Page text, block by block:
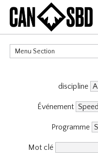
Menu Section
Événements & Compétitions
discipline
Événement
Programme
Mot clé